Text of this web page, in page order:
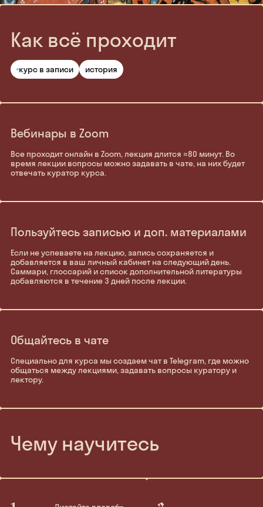
Как всё проходит
курс в записи история
Вебинары в Zoom
Все проходит онлайн в Zoom, лекция длится ≈80 минут. Во
время лекции вопросы можно задавать в чате, на них будет
отвечать куратор курса.
Пользуйтесь записью и доп. материалами
Если не успеваете на лекцию, запись сохраняется и
добавляется в ваш личный кабинет на следующий день.
Саммари, глоссарий и список дополнительной литературы
добавляются в течение 3 дней после лекции.
Общайтесь в чате
Специально для курса мы создаем чат в Telegram, где можно
общаться между лекциями, задавать вопросы куратору и
лектору.
Чему научитесь